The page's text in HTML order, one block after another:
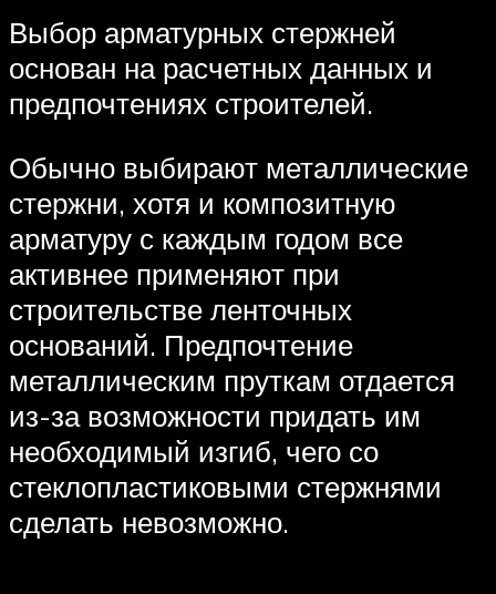
Выбор арматурных стержней
основан на расчетных данных и
предпочтениях строителей.
Обычно выбирают металлические
стержни, хотя и композитную
арматуру с каждым годом все
активнее применяют при
строительстве ленточных
оснований. Предпочтение
металлическим пруткам отдается
из-за возможности придать им
необходимый изгиб, чего со
стеклопластиковыми стержнями
сделать невозможно.